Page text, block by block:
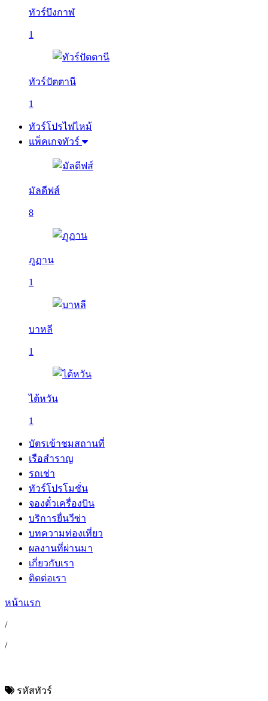
ทัวร์บึงกาฬ
1
ทัวร์ปัตตานี
1
ทัวร์โปรไฟไหม้
แพ็คเกจทัวร์
มัลดีฟส์
8
ภูฏาน
1
บาหลี
1
ไต้หวัน
1
บัตรเข้าชมสถานที่
เรือสำราญ
รถเช่า
ทัวร์โปรโมชั่น
จองตั๋วเครื่องบิน
บริการยื่นวีซ่า
บทความท่องเที่ยว
ผลงานที่ผ่านมา
เกี่ยวกับเรา
ติดต่อเรา
หน้าแรก
/
/
รหัสทัวร์